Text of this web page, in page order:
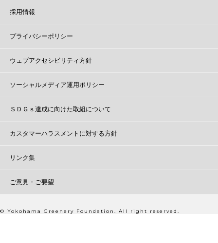
採用情報
プライバシーポリシー
ウェブアクセシビリティ方針
ソーシャルメディア運用ポリシー
ＳＤＧｓ達成に向けた取組について
カスタマーハラスメントに対する方針
リンク集
ご意見・ご要望
© Yokohama Greenery Foundation. All right reserved.